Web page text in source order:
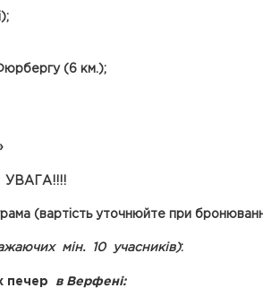
(6 км.);
УВАГА!!!!
(вартість уточнюйте при
мін. 10 учасників):
печер в Верфені: